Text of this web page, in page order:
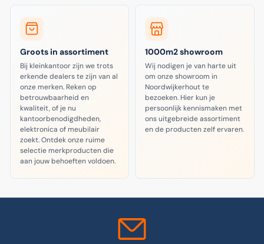
Groots in assortiment
Bij kleinkantoor zijn we trots
erkende dealers te zijn van al
onze merken. Reken op
betrouwbaarheid en
kwaliteit, of je nu
kantoorbenodigdheden,
elektronica of meubilair
zoekt. Ontdek onze ruime
selectie merkproducten die
aan jouw behoeften voldoen.
1000m2 showroom
Wij nodigen je van harte uit
om onze showroom in
Noordwijkerhout te
bezoeken. Hier kun je
persoonlijk kennismaken met
ons uitgebreide assortiment
en de producten zelf ervaren.